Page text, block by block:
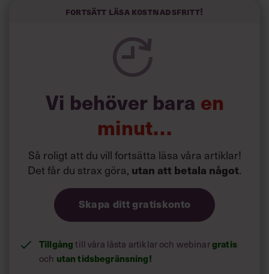
trovärdigt att svara att du saknar dåliga sidor. Här handlar
tycker det är jobbigt att tala inför andra, men att du jobbar
aktivt med frågan för att bli bättre. Det kommer framställa
dig som en självmedveten person som vill utvecklas. Bra!
jobbsammanhang!
Fortsätt läsa kostnadsfritt!
Vi behöver bara en
minut…
Så roligt att du vill fortsätta läsa våra artiklar!
Det får du strax göra, utan att betala något.
Skapa ditt gratiskonto
Tillgång till våra låsta artiklar och webinargratis
och utan tidsbegränsning!